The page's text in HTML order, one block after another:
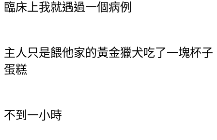
臨床上我就遇過一個病例
主人只是餵他家的黃金獵犬吃了一塊杯子
蛋糕
不到一小時